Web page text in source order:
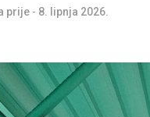
prije - 8. lipnja 2026.